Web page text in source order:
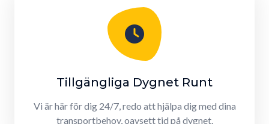
Tillgängliga Dygnet Runt
Vi är här för dig 24/7, redo att hjälpa dig med dina
transportbehov, oavsett tid på dygnet.